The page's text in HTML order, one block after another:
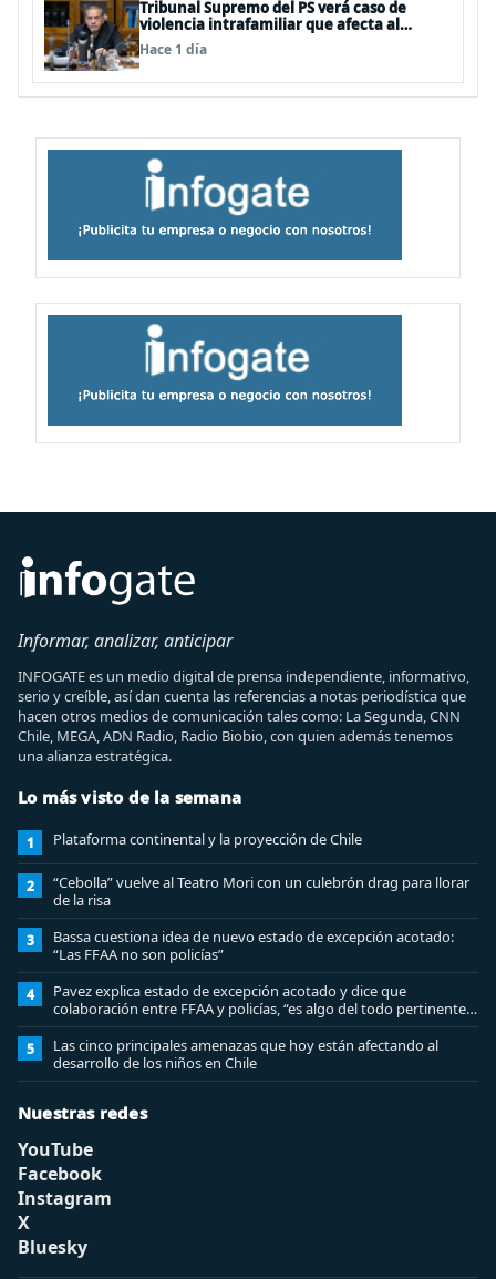
Tribunal Supremo del PS verá caso de
violencia intrafamiliar que afecta al
senador Fidel Espinoza
Hace 1 día
Informar, analizar, anticipar
INFOGATE es un medio digital de prensa independiente, informativo,
serio y creíble, así dan cuenta las referencias a notas periodística que
hacen otros medios de comunicación tales como: La Segunda, CNN
Chile, MEGA, ADN Radio, Radio Biobio, con quien además tenemos
una alianza estratégica.
Lo más visto de la semana
1 Plataforma continental y la proyección de Chile
2
“Cebolla” vuelve al Teatro Mori con un culebrón drag para llorar
de la risa
3
Bassa cuestiona idea de nuevo estado de excepción acotado:
“Las FFAA no son policías”
4
Pavez explica estado de excepción acotado y dice que
colaboración entre FFAA y policías, “es algo del todo pertinente
analizar”
5
Las cinco principales amenazas que hoy están afectando al
desarrollo de los niños en Chile
Nuestras redes
YouTube
Facebook
Instagram
X
Bluesky